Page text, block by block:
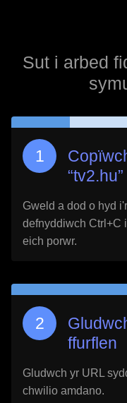
Sut i arbed
“tv2.hu”
Gweld a dod o hyd
defnyddiwch Ctrl+C
eich porwr.
ffurflen
Gludwch yr URL
chwilio amdano.